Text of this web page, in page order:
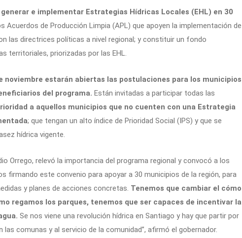
e implementar Estrategias Hídricas Locales (EHL) en 30
Acuerdos de Producción Limpia (APL) que apoyen la implementación de
las directrices políticas a nivel regional; y constituir un fondo
territoriales, priorizadas por las EHL.
noviembre estarán abiertas las postulaciones para los municipios
del programa. Están invitadas a participar todas las
a aquellos municipios que no cuenten con una Estrategia
; que tengan un alto índice de Prioridad Social (IPS) y que se
hídrica vigente.
Orrego, relevó la importancia del programa regional y convocó a los
firmando este convenio para apoyar a 30 municipios de la región, para
y planes de acciones concretas. Tenemos que cambiar el cómo
regamos los parques, tenemos que ser capaces de incentivar la
Se nos viene una revolución hídrica en Santiago y hay que partir por
comunas y al servicio de la comunidad”, afirmó el gobernador.